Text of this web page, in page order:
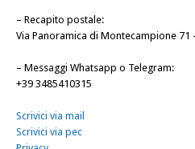
– Recapito postale:
Via Panoramica di Montecampione 71
– Messaggi Whatsapp o Telegram:
+39 3485410315
Scrivici via mail
Scrivici via pec